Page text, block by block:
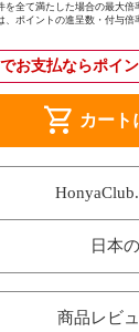
全て満たした場合の最大倍
、ポイントの進呈数・付与
お支払ならポイ
shopping_cart カート
日本
商品レビ